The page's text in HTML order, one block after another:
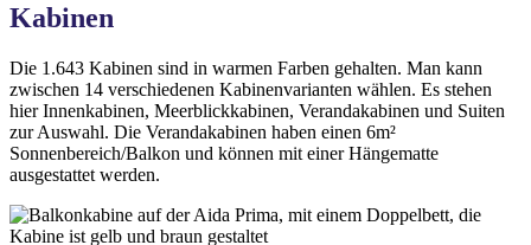
Kabinen
Die 1.643 Kabinen sind in warmen Farben gehalten. Man kann
zwischen 14 verschiedenen Kabinenvarianten wählen. Es stehen
hier Innenkabinen, Meerblickkabinen, Verandakabinen und Suiten
zur Auswahl. Die Verandakabinen haben einen 6m²
Sonnenbereich/Balkon und können mit einer Hängematte
ausgestattet werden.